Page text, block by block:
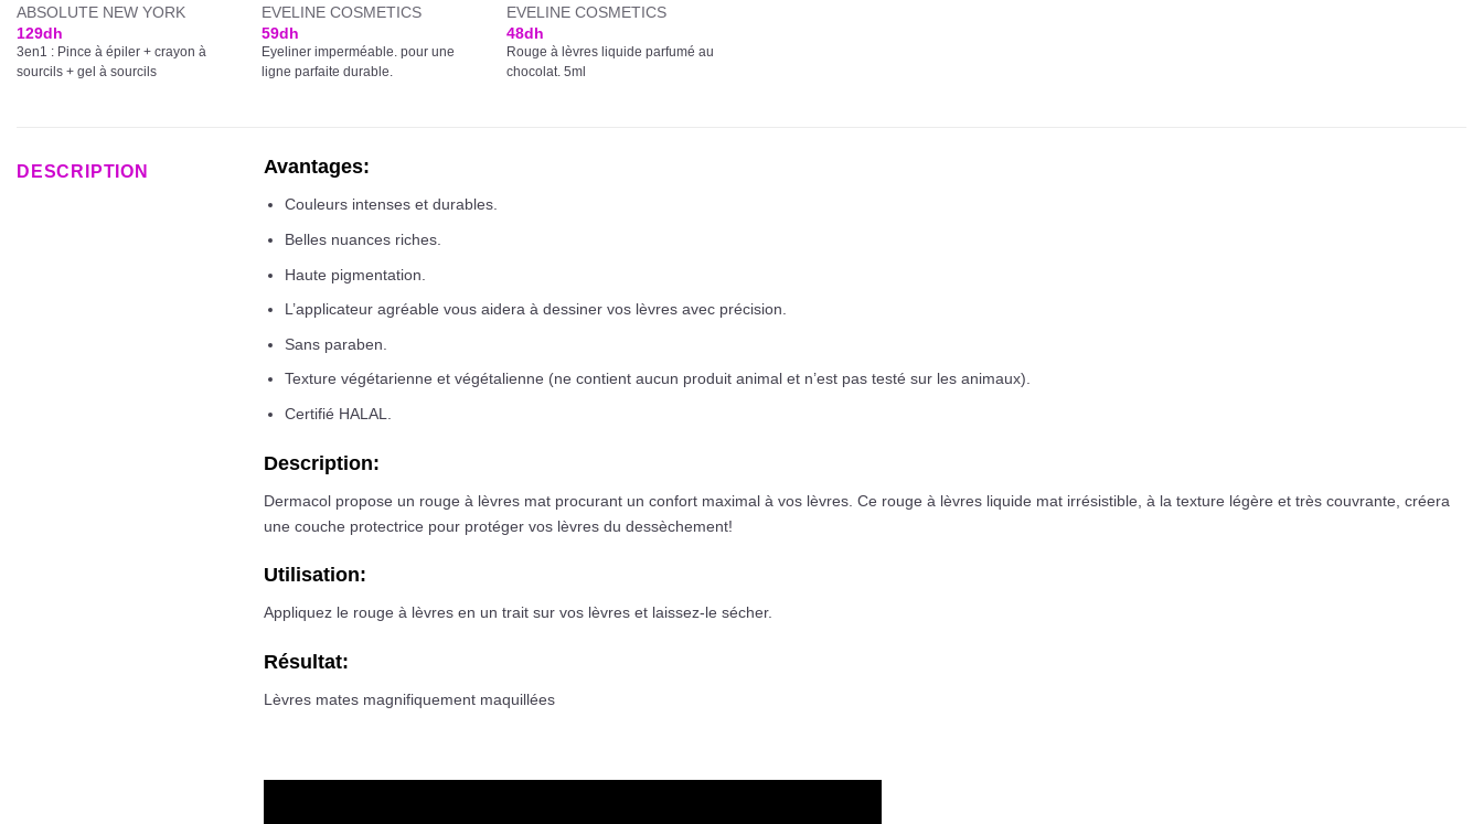
ABSOLUTE NEW YORK
129dh
3en1 : Pince à épiler + crayon à
sourcils + gel à sourcils
Note 5.00
sur 5
EVELINE COSMETICS
59dh
Eyeliner imperméable. pour une
ligne parfaite durable.
EVELINE COSMETICS
48dh
Rouge à lèvres liquide parfumé au
chocolat. 5ml
DESCRIPTION Avantages:
Couleurs intenses et durables.
Belles nuances riches.
Haute pigmentation.
L’applicateur agréable vous aidera à dessiner vos lèvres avec précision.
Sans paraben.
Texture végétarienne et végétalienne (ne contient aucun produit animal et n’est pas testé sur les animaux).
Certifié HALAL.
Description:
Dermacol propose un rouge à lèvres mat procurant un confort maximal à vos lèvres. Ce rouge à lèvres liquide mat irrésistible, à la texture légère et très couvrante, créera
une couche protectrice pour protéger vos lèvres du dessèchement!
Utilisation:
Appliquez le rouge à lèvres en un trait sur vos lèvres et laissez-le sécher.
Résultat:
Lèvres mates magnifiquement maquillées